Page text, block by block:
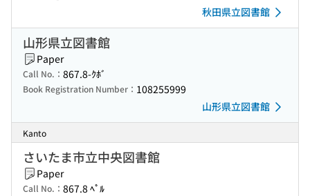
秋田県立図書館
山形県立図書館
Paper
Call No.： 867.8-ｸﾎﾞ
Book Registration Number： 108255999
山形県立図書館
Kanto
さいたま市立中央図書館
Paper
Call No.： 867.8 ﾍﾟﾙ